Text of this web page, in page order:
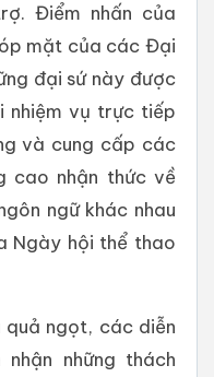
Điểm nhấn của
mặt của các Đại
đại sứ này được
nhiệm vụ trực tiếp
và cung cấp các
cao nhận thức về
ngữ khác nhau
Ngày hội thể thao
quả ngọt, các diễn
những thách